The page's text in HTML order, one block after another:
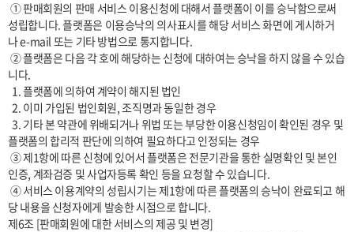
성립합니다. 플랫폼은 이용승낙의 의사표시를 해당 서비스 화면에 게시하거
나 e-mail 또는 기타 방법으로 통지합니다.
니다.
  2. 이미 가입된 법인회원, 조직명과 동일한 경우
  3. 기타 본 약관에 위배되거나 위법 또는 부당한 이용신청임이 확인된 경우 및
플랫폼의 합리적 판단에 의하여 필요하다고 인정되는 경우
인증, 계좌검증 및 사업자등록 확인 등을 요청할 수 있습니다.
당 내용을 신청자에게 발송한 시점으로 합니다.
제6조 [판매회원에 대한 서비스의 제공 및 변경]